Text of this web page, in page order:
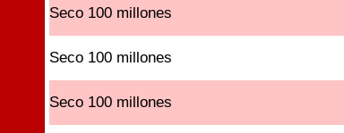
Seco 100 millones
Seco 100 millones
Seco 100 millones